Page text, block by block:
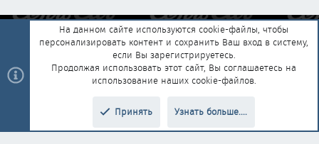
Обратная связь
Условия и правила
Политика конфиденциальности
Помощь Главная
R
add-ons by ThemeHouse Перевод от Jumuro®
На данном сайте используются cookie-файлы, чтобы
персонализировать контент и сохранить Ваш вход в систему,
если Вы зарегистрируетесь.
Продолжая использовать этот сайт, Вы соглашаетесь на
использование наших cookie-файлов.
Принять Узнать больше....